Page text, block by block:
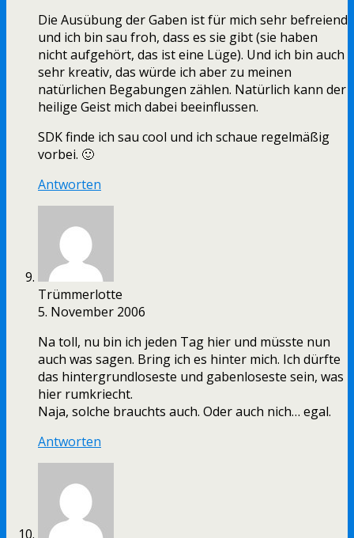
Die Ausübung der Gaben ist für mich sehr befreiend
und ich bin sau froh, dass es sie gibt (sie haben
nicht aufgehört, das ist eine Lüge). Und ich bin auch
sehr kreativ, das würde ich aber zu meinen
natürlichen Begabungen zählen. Natürlich kann der
heilige Geist mich dabei beeinflussen.
SDK finde ich sau cool und ich schaue regelmäßig
vorbei. 🙂
Antworten
Trümmerlotte
5. November 2006
Na toll, nu bin ich jeden Tag hier und müsste nun
auch was sagen. Bring ich es hinter mich. Ich dürfte
das hintergrundloseste und gabenloseste sein, was
hier rumkriecht.
Naja, solche brauchts auch. Oder auch nich… egal.
Antworten